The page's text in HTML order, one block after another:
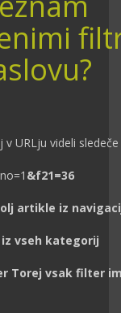
URLju videli sledeče
&f21=36
artikle iz
vseh kategorij
Torej vsak filter